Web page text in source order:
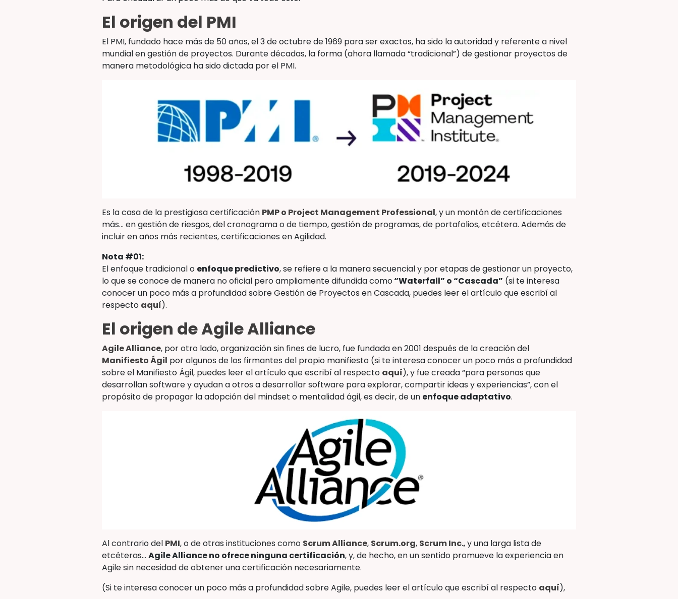
El origen del PMI
El PMI, fundado hace más de 50 años, el 3 de octubre de 1969 para ser exactos, ha sido la autoridad y referente a nivel
mundial en gestión de proyectos. Durante décadas, la forma (ahora llamada “tradicional”) de gestionar proyectos de
manera metodológica ha sido dictada por el PMI.
Es la casa de la prestigiosa certificación PMP o Project Management Professional, y un montón de certificaciones
más… en gestión de riesgos, del cronograma o de tiempo, gestión de programas, de portafolios, etcétera. Además de
incluir en años más recientes, certificaciones en Agilidad.
Nota #01:
El enfoque tradicional o enfoque predictivo, se refiere a la manera secuencial y por etapas de gestionar un proyecto,
lo que se conoce de manera no oficial pero ampliamente difundida como“Waterfall” o “Cascada” (si te interesa
conocer un poco más a profundidad sobre Gestión de Proyectos en Cascada, puedes leer el artículo que escribí al
respecto aquí).
El origen de Agile Alliance
Agile Alliance, por otro lado, organización sin fines de lucro, fue fundada en 2001 después de la creación del
Manifiesto Ágil por algunos de los firmantes del propio manifiesto (si te interesa conocer un poco más a profundidad
sobre el Manifiesto Ágil, puedes leer el artículo que escribí al respecto aquí), y fue creada “para personas que
desarrollan software y ayudan a otros a desarrollar software para explorar, compartir ideas y experiencias”, con el
propósito de propagar la adopción del mindset o mentalidad ágil, es decir, de un enfoque adaptativo.
Al contrario del PMI, o de otras instituciones como Scrum Alliance, Scrum.org, Scrum Inc., y una larga lista de
etcéteras… Agile Alliance no ofrece ninguna certificación, y, de hecho, en un sentido promueve la experiencia en
Agile sin necesidad de obtener una certificación necesariamente.
(Si te interesa conocer un poco más a profundidad sobre Agile, puedes leer el artículo que escribí al respecto aquí),